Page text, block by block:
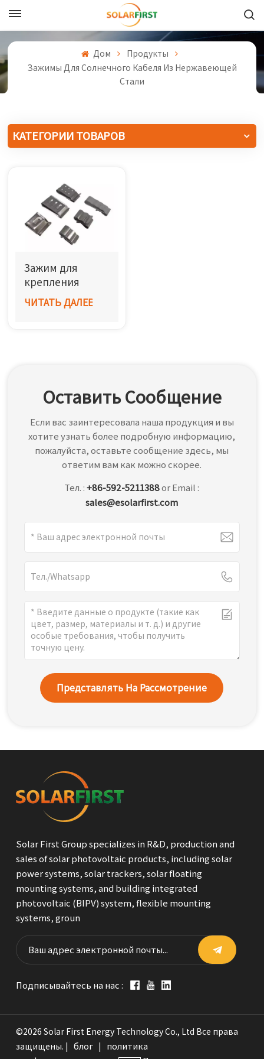
English
中文
Español
Português
한국어
بالعربية
Дом
Продукты
Зажимы Для Солнечного Кабеля Из Нержавеющей
Стали
КАТЕГОРИИ ТОВАРОВ
Зажим для
крепления
солнечной
батареи SF
ЧИТАТЬ ДАЛЕЕ
Оставить Сообщение
Если вас заинтересовала наша продукция и вы
хотите узнать более подробную информацию,
пожалуйста, оставьте сообщение здесь, мы
ответим вам как можно скорее.
Тел. :+86-592-5211388or Email :
sales@esolarfirst.com
Представлять На Рассмотрение
Solar First Group specializes in R&D, production and
sales of solar photovoltaic products, including solar
power systems, solar trackers, solar floating
mounting systems, and building integrated
photovoltaic (BIPV) system, flexible mounting
systems, groun
Подписывайтесь на нас :
©2026 Solar First Energy Technology Co., Ltd Все права
защищены. |
блог
политика